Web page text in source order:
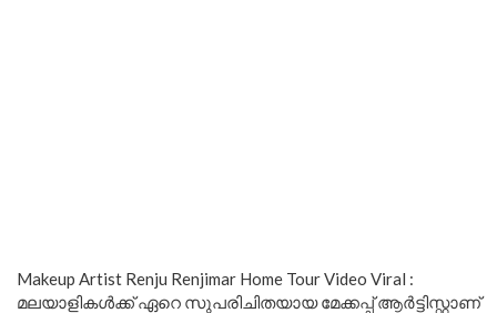
Makeup Artist Renju Renjimar Home Tour Video Viral :
മലയാളികള്‍ക്ക് ഏറെ സുപരിചിതയായ മേക്കപ്പ് ആര്‍ട്ടിസ്റ്റാണ്